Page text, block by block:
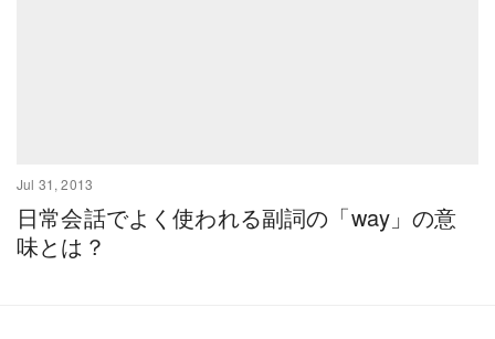
Jul 31, 2013
日常会話でよく使われる副詞の「way」の意
味とは？